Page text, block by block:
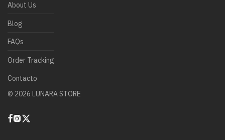
About Us
Blog
FAQs
Order Tracking
Contacto
© 2026 LUNARA STORE